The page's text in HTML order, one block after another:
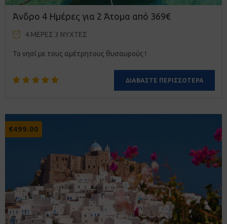
Άνδρο 4 Ημέρες για 2 Άτομα από 369€
4 ΜΈΡΕΣ 3 ΝΎΧΤΕΣ
Το νησί με τους αμέτρητους θυσαυρούς !
από 5 με
βάση
ΔΙΑΒΆΣΤΕ ΠΕΡΙΣΣΌΤΕΡΑ
€499.00